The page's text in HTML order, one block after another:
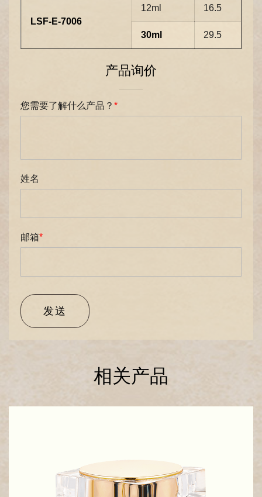
LSF-E-7006
12ml 16.5
30ml 29.5
产品询价
您需要了解什么产品？ *
姓名
邮箱*
发送
相关产品